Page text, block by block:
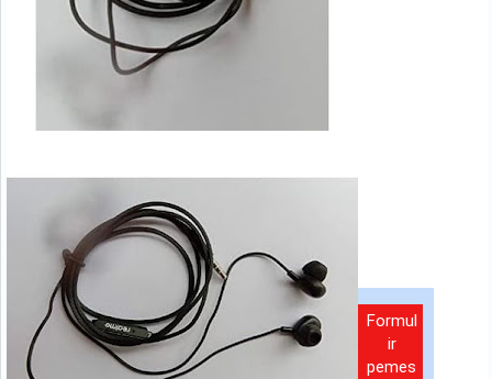
Formul
ir
pemes